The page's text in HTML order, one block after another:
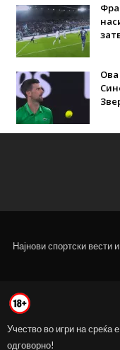
Најнови спортски вести
Учество во игри на среќа
одговорно!